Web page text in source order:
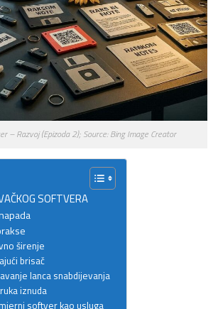
– Razvoj (Epizoda 2); Source: Bing Image Creator
SOFTVERA
širenje
brisač
lanca snabdijevanja
iznuda
softver kao usluga